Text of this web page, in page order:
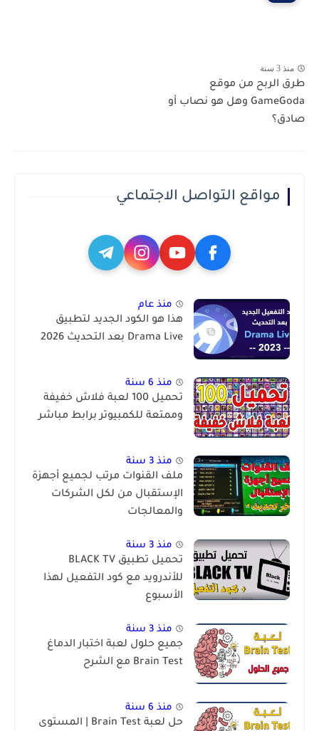
منذ 3 سنة
طرق الربح من موقع
GameGoda وهل هو نصاب أو
صادق؟
مواقع التواصل الاجتماعي
منذ عام
هذا هو الكود الجديد لتطبيق
Drama Live بعد التحديث 2026
منذ 6 سنة
تحميل 100 لعبة فلاش خفيفة
وممتعة للكمبيوتر برابط مباشر
منذ 3 سنة
ملف القنوات مرتب لجميع أجهزة
الإستقبال من لكل الشركات
والمعالجات
منذ 3 سنة
تحميل تطبيق BLACK TV
للأندرويد مع كود التفعيل لهذا
الأسبوع
منذ 3 سنة
جميع حلول لعبة اختبار الدماغ
Brain Test مع الشرح
منذ 6 سنة
حل لعبة Brain Test | المستوى